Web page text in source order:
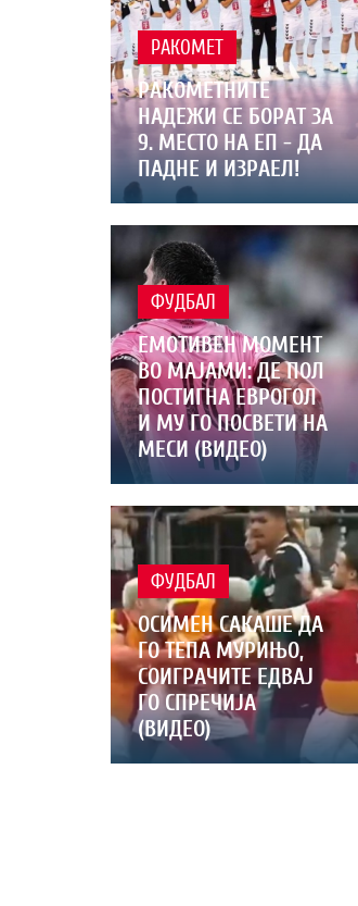
РАКОМЕТ
РАКОМЕТНИТЕ
НАДЕЖИ СЕ БОРАТ ЗА
9. МЕСТО НА ЕП - ДА
ПАДНЕ И ИЗРАЕЛ!
ФУДБАЛ
ЕМОТИВЕН МОМЕНТ
ВО МАЈАМИ: ДЕ ПОЛ
ПОСТИГНА ЕВРОГОЛ
И МУ ГО ПОСВЕТИ НА
МЕСИ (ВИДЕО)
ФУДБАЛ
ОСИМЕН САКАШЕ ДА
ГО ТЕПА МУРИЊО,
СОИГРАЧИТЕ ЕДВАЈ
ГО СПРЕЧИЈА
(ВИДЕО)